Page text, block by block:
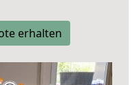
erhalten